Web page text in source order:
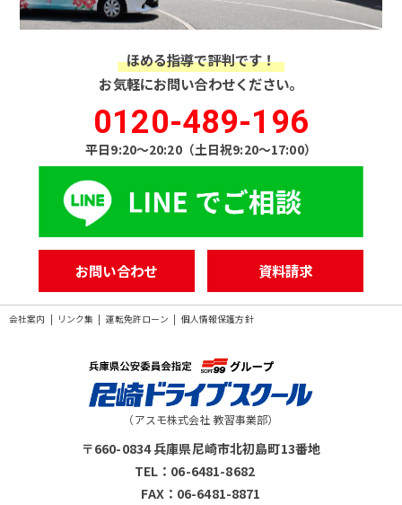
ほめる指導で評判です！
お気軽にお問い合わせください。
0120-489-196
平日9:20〜20:20（土日祝9:20〜17:00）
お問い合わせ 資料請求
会社案内 リンク集 運転免許ローン 個人情報保護方針
〒660-0834 兵庫県尼崎市北初島町13番地
TEL：06-6481-8682
FAX：06-6481-8871